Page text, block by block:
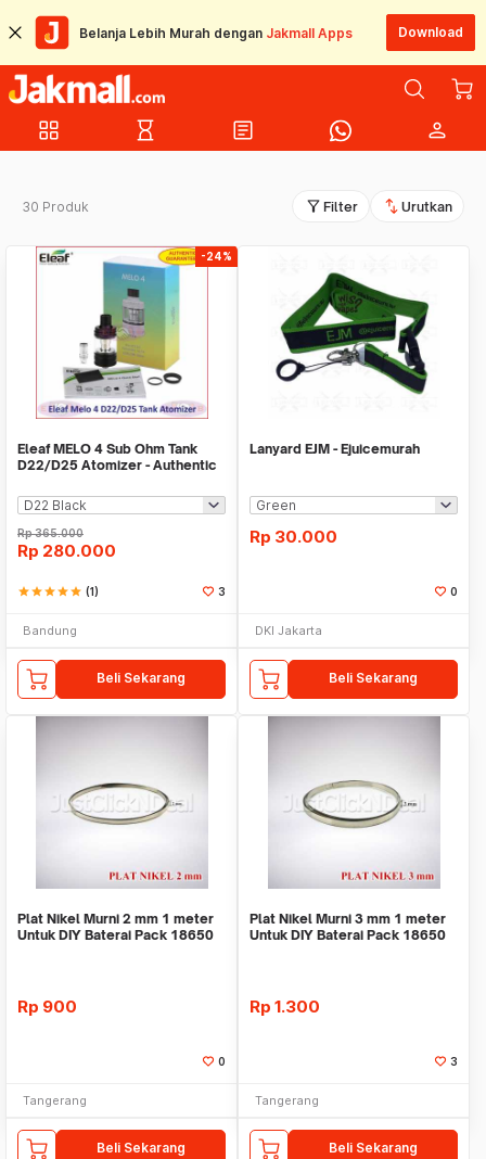
Belanja Lebih Murah dengan Jakmall Apps Download
grid_view hourglass_empty article person
30 Produk filter_alt Filter swap_vert Urutkan
-24%
Eleaf MELO 4 Sub Ohm Tank
D22/D25 Atomizer - Authentic
Rp365.000
Rp 280.000
starstarstarstarstar (1) 3
Bandung
Beli Sekarang
Lanyard EJM - Ejuicemurah
Rp 30.000
0
DKI Jakarta
Beli Sekarang
Plat Nikel Murni 2 mm 1 meter
Untuk DIY Baterai Pack 18650
Rp 900
0
Tangerang
Beli Sekarang
Plat Nikel Murni 3 mm 1 meter
Untuk DIY Baterai Pack 18650
Rp 1.300
3
Tangerang
Beli Sekarang